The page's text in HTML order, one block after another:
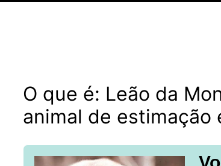
O que é: Leão da
animal de estimação